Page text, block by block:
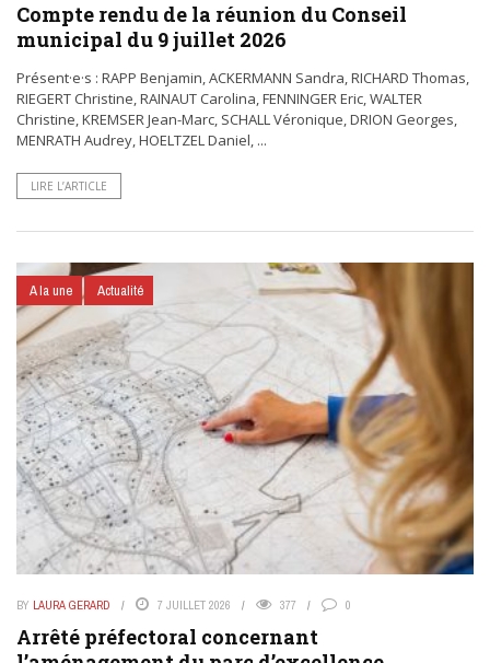
Compte rendu de la réunion du Conseil
municipal du 9 juillet 2026
Présent·e·s : RAPP Benjamin, ACKERMANN Sandra, RICHARD Thomas,
RIEGERT Christine, RAINAUT Carolina, FENNINGER Eric, WALTER
Christine, KREMSER Jean-Marc, SCHALL Véronique, DRION Georges,
MENRATH Audrey, HOELTZEL Daniel, ...
LIRE L’ARTICLE
A la une Actualité
BY LAURA GERARD 7 JUILLET 2026 377 0
Arrêté préfectoral concernant